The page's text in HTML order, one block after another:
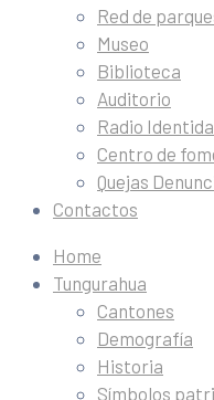
Red de
Museo
Biblioteca
Auditorio
Radio
Centro de
Quejas
Contactos
Home
Tungurahua
Cantones
Demografía
Historia
Símbolos